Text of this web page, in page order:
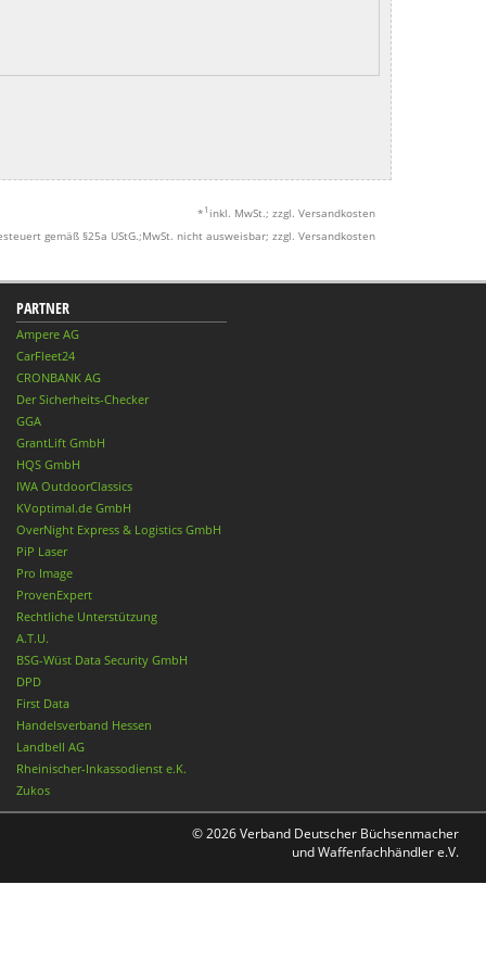
* 1 inkl. MwSt.; zzgl. Versandkosten
gemäß §25a UStG.;MwSt. nicht ausweisbar; zzgl. Versandkosten
PARTNER
Ampere AG
CarFleet24
CRONBANK AG
Der Sicherheits-Checker
GGA
GrantLift GmbH
HQS GmbH
IWA OutdoorClassics
KVoptimal.de GmbH
OverNight Express & Logistics GmbH
PiP Laser
Pro Image
ProvenExpert
Rechtliche Unterstützung
A.T.U.
BSG-Wüst Data Security GmbH
DPD
First Data
Handelsverband Hessen
Landbell AG
Rheinischer-Inkassodienst e.K.
Zukos
© 2026 Verband Deutscher Büchsenmacher
und Waffenfachhändler e.V.